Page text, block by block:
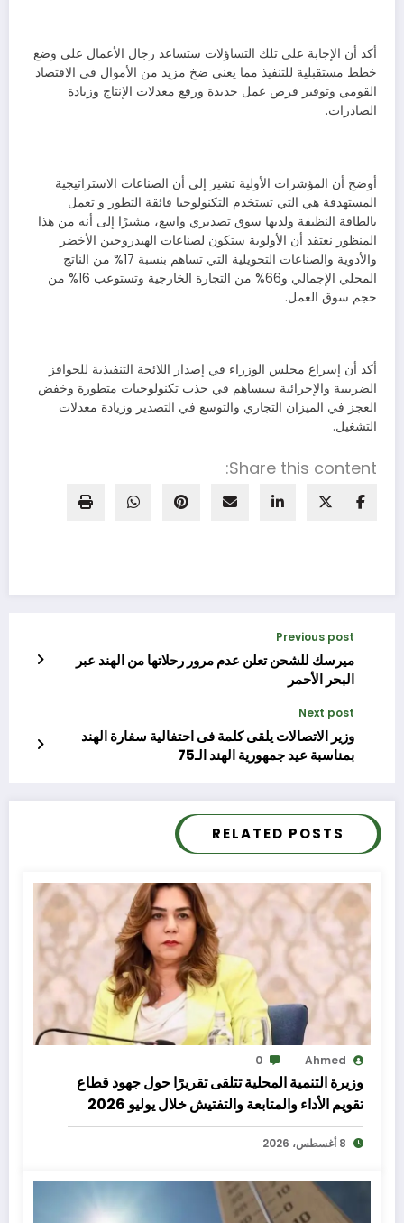
أكد أن الإجابة على تلك التساؤلات ستساعد رجال الأعمال على وضع
خطط مستقبلية للتنفيذ مما يعني ضخ مزيد من الأموال في الاقتصاد
القومي وتوفير فرص عمل جديدة ورفع معدلات الإنتاج وزيادة
الصادرات.
أوضح أن المؤشرات الأولية تشير إلى أن الصناعات الاستراتيجية
المستهدفة هي التي تستخدم التكنولوجيا فائقة التطور و تعمل
بالطاقة النظيفة ولديها سوق تصديري واسع، مشيرًا إلى أنه من هذا
المنظور نعتقد أن الأولوية ستكون لصناعات الهيدروجين الأخضر
والأدوية والصناعات التحويلية التي تساهم بنسبة 17% من الناتج
المحلي الإجمالي و66% من التجارة الخارجية وتستوعب 16% من
حجم سوق العمل.
أكد أن إسراع مجلس الوزراء في إصدار اللائحة التنفيذية للحوافز
الضريبية والإجرائية سيساهم في جذب تكنولوجيات متطورة وخفض
العجز في الميزان التجاري والتوسع في التصدير وزيادة معدلات
التشغيل.
Share this content:
Previous post
ميرسك للشحن تعلن عدم مرور رحلاتها من الهند عبر
البحر الأحمر
Next post
وزير الاتصالات يلقى كلمة فى احتفالية سفارة الهند
بمناسبة عيد جمهورية الهند الـ75
RELATED POSTS
Ahmed
0
وزيرة التنمية المحلية تتلقى تقريرًا حول جهود قطاع
تقويم الأداء والمتابعة والتفتيش خلال يوليو 2026
8 أغسطس، 2026